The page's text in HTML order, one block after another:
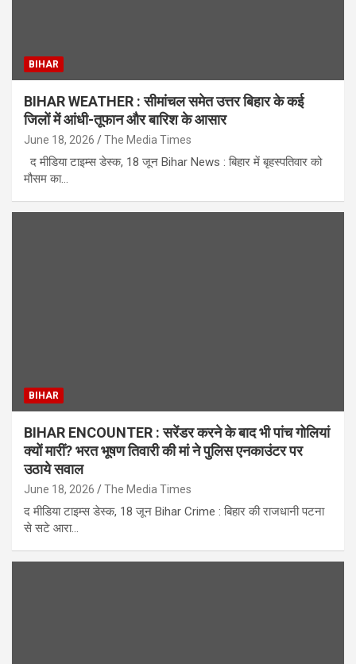
BIHAR
BIHAR WEATHER : सीमांचल समेत उत्तर बिहार के कई
जिलों में आंधी-तूफान और बारिश के आसार
June 18, 2026 The Media Times
द मीडिया टाइम्स डेस्क, 18 जून Bihar News : बिहार में बृहस्पतिवार को
मौसम का…
BIHAR
BIHAR ENCOUNTER : सरेंडर करने के बाद भी पांच गोलियां
क्यों मारीं? भरत भूषण तिवारी की मां ने पुलिस एनकाउंटर पर
उठाये सवाल
June 18, 2026 The Media Times
द मीडिया टाइम्स डेस्क, 18 जून Bihar Crime : बिहार की राजधानी पटना
से सटे आरा…